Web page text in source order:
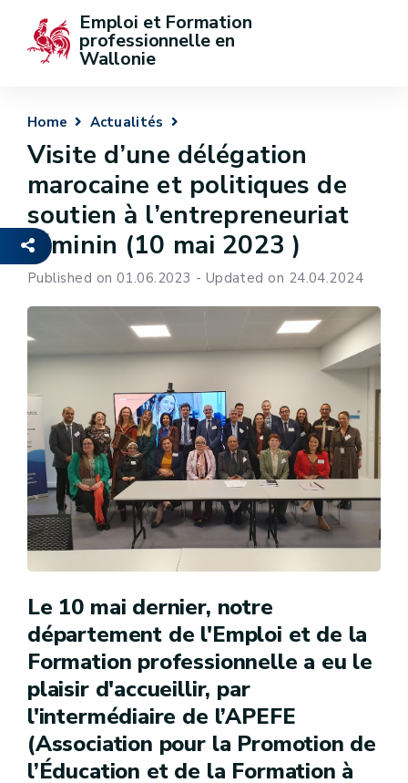
Emploi et Formation
professionnelle en
Wallonie
Home Actualités
Visite d’une délégation
marocaine et politiques de
soutien à l’entrepreneuriat
féminin (10 mai 2023 )
Published on 01.06.2023 - Updated on 24.04.2024
Le 10 mai dernier, notre
département de l'Emploi et de la
Formation professionnelle a eu le
plaisir d'accueillir, par
l'intermédiaire de l’APEFE
(Association pour la Promotion de
l’Éducation et de la Formation à